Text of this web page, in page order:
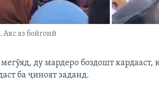
аз бойгонӣ
ду мардеро боздошт кардааст,
ба ҷиноят заданд.